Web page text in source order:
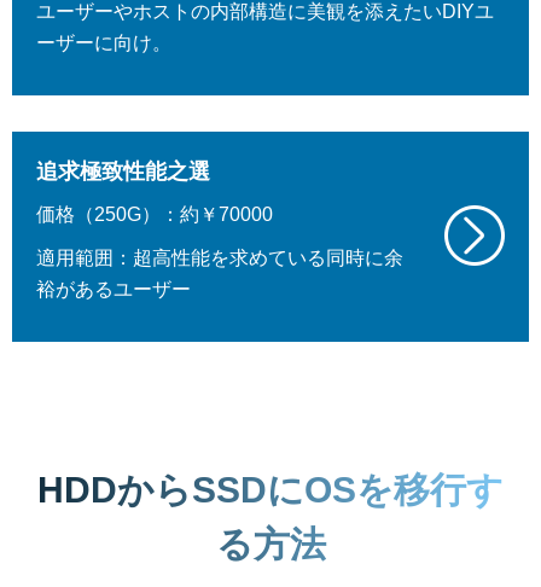
ユーザーやホストの内部構造に美観を添えたいDIYユ
ーザーに向け。
追求極致性能之選
価格（250G）：約￥70000
適用範囲：超高性能を求めている同時に余
裕があるユーザー
HDDからSSDにOSを移行す
る方法